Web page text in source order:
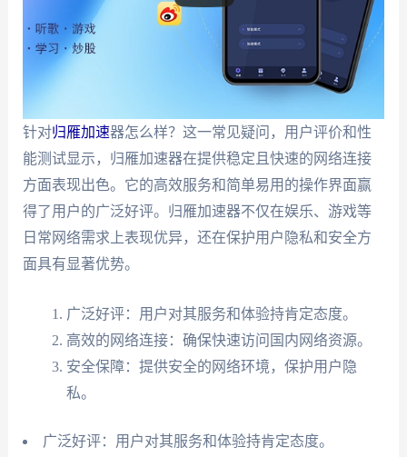
针对归雁加速器怎么样？这一常见疑问，用户评价和性
能测试显示，归雁加速器在提供稳定且快速的网络连接
方面表现出色。它的高效服务和简单易用的操作界面赢
得了用户的广泛好评。归雁加速器不仅在娱乐、游戏等
日常网络需求上表现优异，还在保护用户隐私和安全方
面具有显著优势。
广泛好评：用户对其服务和体验持肯定态度。
高效的网络连接：确保快速访问国内网络资源。
安全保障：提供安全的网络环境，保护用户隐
私。
广泛好评：用户对其服务和体验持肯定态度。